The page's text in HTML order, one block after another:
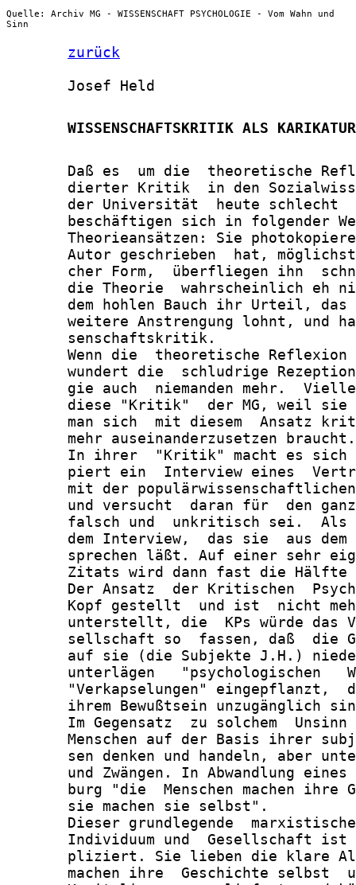
Quelle: Archiv MG - WISSENSCHAFT PSYCHOLOGIE - Vom Wahn und
Sinn
zurück
       Josef Held
       WISSENSCHAFTSKRITIK ALS KARIKATUR